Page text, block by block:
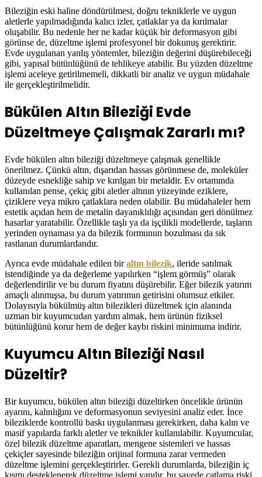
Bileziğin eski haline döndürülmesi, doğru tekniklerle ve uygun
aletlerle yapılmadığında kalıcı izler, çatlaklar ya da kırılmalar
oluşabilir. Bu nedenle her ne kadar küçük bir deformasyon gibi
görünse de, düzeltme işlemi profesyonel bir dokunuş gerektirir.
Evde uygulanan yanlış yöntemler, bileziğin değerini düşürebileceği
gibi, yapısal bütünlüğünü de tehlikeye atabilir. Bu yüzden düzeltme
işlemi aceleye getirilmemeli, dikkatli bir analiz ve uygun müdahale
ile gerçekleştirilmelidir.
Bükülen Altın Bileziği Evde
Düzeltmeye Çalışmak Zararlı mı?
Evde bükülen altın bileziği düzeltmeye çalışmak genellikle
önerilmez. Çünkü altın, dışarıdan hassas görünmese de, moleküler
düzeyde esnekliğe sahip ve kırılgan bir metaldir. Ev ortamında
kullanılan pense, çekiç gibi aletler altının yüzeyinde eziklere,
çiziklere veya mikro çatlaklara neden olabilir. Bu müdahaleler hem
estetik açıdan hem de metalin dayanıklılığı açısından geri dönülmez
hasarlar yaratabilir. Özellikle taşlı ya da işçilikli modellerde, taşların
yerinden oynaması ya da bilezik formunun bozulması da sık
rastlanan durumlardandır.
Ayrıca evde müdahale edilen biraltın bilezik, ileride satılmak
istendiğinde ya da değerleme yapılırken “işlem görmüş” olarak
değerlendirilir ve bu durum fiyatını düşürebilir. Eğer bilezik yatırım
amaçlı alınmışsa, bu durum yatırımın getirisini olumsuz etkiler.
Dolayısıyla bükülmüş altın bilezikleri düzeltmek için alanında
uzman bir kuyumcudan yardım almak, hem ürünün fiziksel
bütünlüğünü korur hem de değer kaybı riskini minimuma indirir.
Kuyumcu Altın Bileziği Nasıl
Düzeltir?
Bir kuyumcu, bükülen altın bileziği düzeltirken öncelikle ürünün
ayarını, kalınlığını ve deformasyonun seviyesini analiz eder. İnce
bileziklerde kontrollü baskı uygulanması gerekirken, daha kalın ve
masif yapılarda farklı aletler ve teknikler kullanılabilir. Kuyumcular,
özel bilezik düzeltme aparatları, mengene sistemleri ve hassas
çekiçler sayesinde bileziğin orijinal formuna zarar vermeden
düzeltme işlemini gerçekleştirirler. Gerekli durumlarda, bileziğin iç
kısmı desteklenerek düzeltme işlemi yapılır, bu sayede çatlama riski